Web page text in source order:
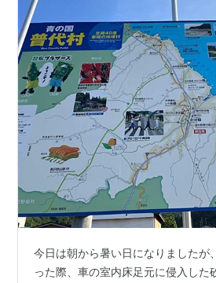
今日は朝から暑い日になりましたが
った際、車の室内床足元に侵入した